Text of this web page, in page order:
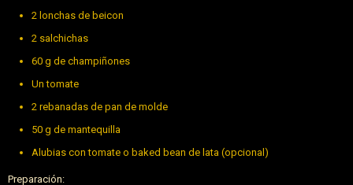
2 lonchas de beicon
2 salchichas
60 g de champiñones
Un tomate
2 rebanadas de pan de molde
50 g de mantequilla
Alubias con tomate o baked bean de lata (opcional)
Preparación: